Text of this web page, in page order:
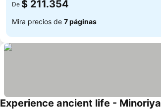
De $ 211.354
Mira precios de 7 páginas
Experience ancient life - Minoriya